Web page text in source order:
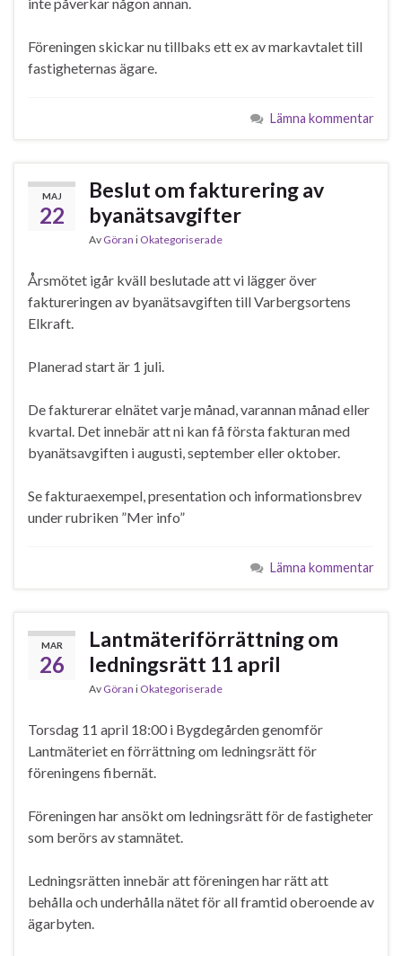
Föreningen skickar nu tillbaks ett ex av markavtalet till
fastigheternas ägare.
Lämna kommentar
MAJ
22
Beslut om fakturering av
byanätsavgifter
Av Göran i Okategoriserade
Årsmötet igår kväll beslutade att vi lägger över
faktureringen av byanätsavgiften till Varbergsortens
Elkraft.
Planerad start är 1 juli.
De fakturerar elnätet varje månad, varannan månad eller
kvartal. Det innebär att ni kan få första fakturan med
byanätsavgiften i augusti, september eller oktober.
Se fakturaexempel, presentation och informationsbrev
under rubriken ”Mer info”
Lämna kommentar
MAR
26
Lantmäteriförrättning om
ledningsrätt 11 april
Av Göran i Okategoriserade
Torsdag 11 april 18:00 i Bygdegården genomför
Lantmäteriet en förrättning om ledningsrätt för
föreningens fibernät.
Föreningen har ansökt om ledningsrätt för de fastigheter
som berörs av stamnätet.
Ledningsrätten innebär att föreningen har rätt att
behålla och underhålla nätet för all framtid oberoende av
ägarbyten.